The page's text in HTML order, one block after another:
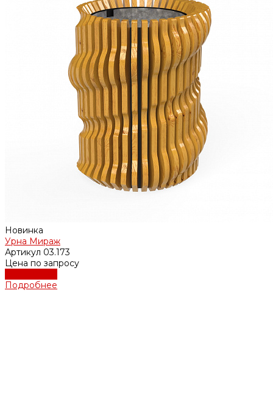
Новинка
Урна Мираж
Артикул 03.173
Цена по запросу
Подробнее